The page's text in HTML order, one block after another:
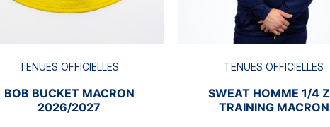
TENUES OFFICIELLES
BOB BUCKET MACRON
2026/2027
TENUES OFFICIELLES
SWEAT HOMME 1/4
TRAINING MACRON